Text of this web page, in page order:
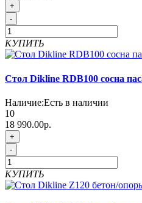
+
-
КУПИТЬ
Стол Dikline RDB100 сосна
Наличие:Есть в наличии
10
18 990.00р.
+
-
КУПИТЬ